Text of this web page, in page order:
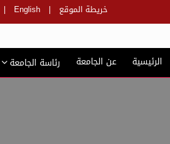
خريطة الموقع |
English
|
الرئيسية عن الجامعة رئاسة الجامعة